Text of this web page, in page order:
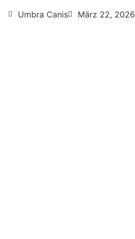
Umbra Canis März 22, 2026